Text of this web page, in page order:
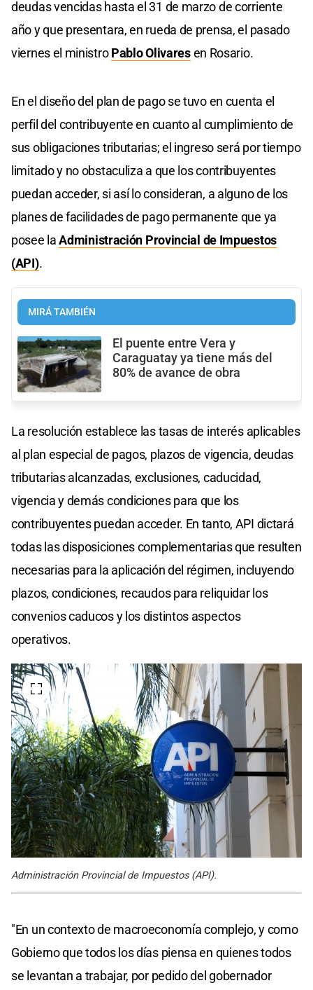
deudas vencidas hasta el 31 de marzo de corriente
año y que presentara, en rueda de prensa, el pasado
viernes el ministroPablo Olivaresen Rosario.
En el diseño del plan de pago se tuvo en cuenta el
perfil del contribuyente en cuanto al cumplimiento de
sus obligaciones tributarias; el ingreso será por tiempo
limitado y no obstaculiza a que los contribuyentes
puedan acceder, si así lo consideran, a alguno de los
planes de facilidades de pago permanente que ya
posee laAdministración Provincial de Impuestos
(API).
MIRÁ TAMBIÉN
El puente entre Vera y
Caraguatay ya tiene más del
80% de avance de obra
La resolución establece las tasas de interés aplicables
al plan especial de pagos, plazos de vigencia, deudas
tributarias alcanzadas, exclusiones, caducidad,
vigencia y demás condiciones para que los
contribuyentes puedan acceder. En tanto, API dictará
todas las disposiciones complementarias que resulten
necesarias para la aplicación del régimen, incluyendo
plazos, condiciones, recaudos para reliquidar los
convenios caducos y los distintos aspectos
operativos.
Administración Provincial de Impuestos (API).
"En un contexto de macroeconomía complejo, y como
Gobierno que todos los días piensa en quienes todos
se levantan a trabajar, por pedido del gobernador